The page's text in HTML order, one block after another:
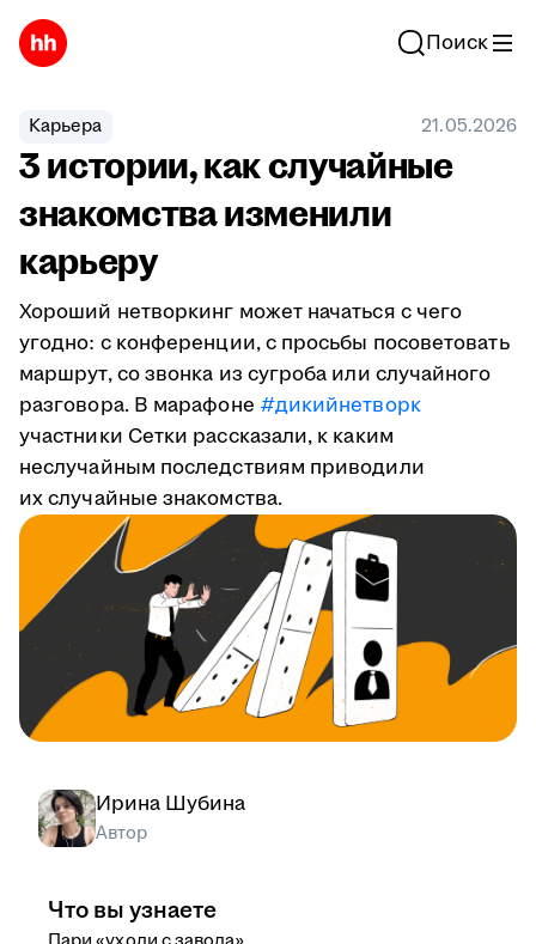
Поиск
Карьера 21.05.2026
3 истории, как случайные
знакомства изменили
карьеру
Хороший нетворкинг может начаться с чего
угодно: с конференции, с просьбы посоветовать
маршрут, со звонка из сугроба или случайного
разговора. В марафоне #дикийнетворк
участники Сетки рассказали, к каким
неслучайным последствиям приводили
их случайные знакомства.
Ирина Шубина
Автор
Что вы узнаете